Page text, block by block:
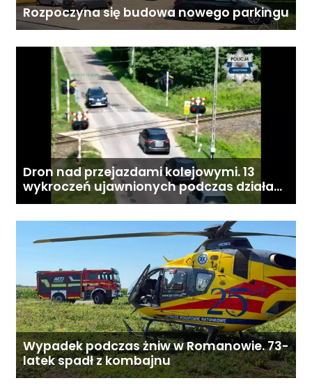
Rozpoczyna się budowa nowego parkingu
Dron nad przejazdami kolejowymi. 13
wykroczeń ujawnionych podczas działań
„Bezpieczny przejazd kolejowy”
Wypadek podczas żniw w Romanowie. 73-
latek spadł z kombajnu